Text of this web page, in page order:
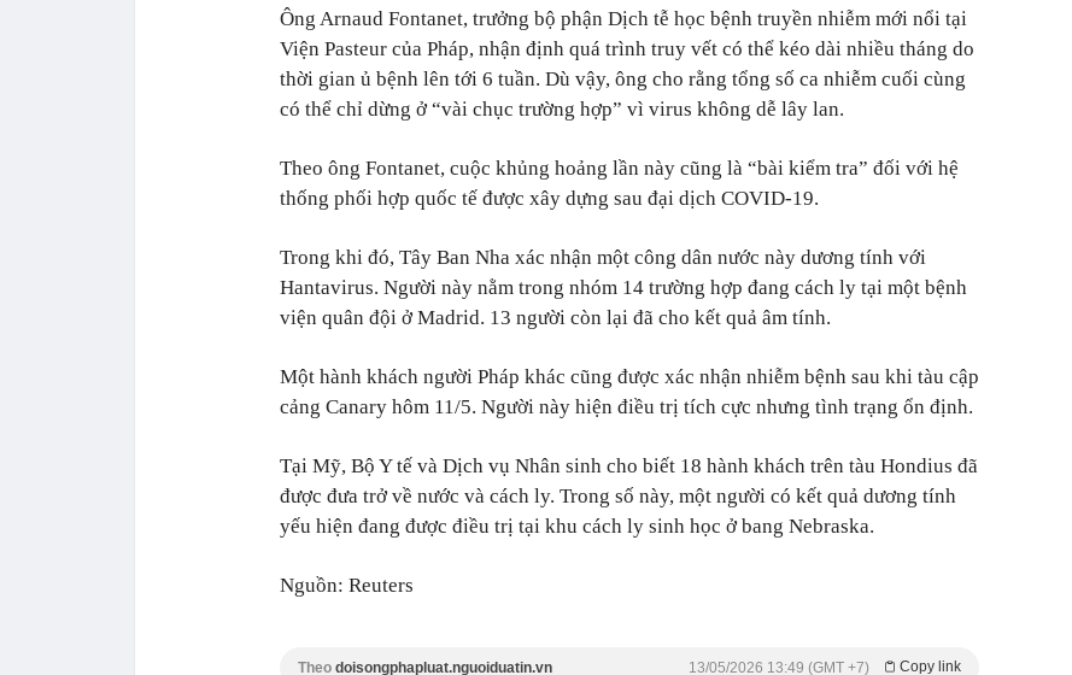
Ông Arnaud Fontanet, trưởng bộ phận Dịch tễ học bệnh truyền nhiễm mới nổi tại
Viện Pasteur của Pháp, nhận định quá trình truy vết có thể kéo dài nhiều tháng do
thời gian ủ bệnh lên tới 6 tuần. Dù vậy, ông cho rằng tổng số ca nhiễm cuối cùng
có thể chỉ dừng ở “vài chục trường hợp” vì virus không dễ lây lan.
Theo ông Fontanet, cuộc khủng hoảng lần này cũng là “bài kiểm tra” đối với hệ
thống phối hợp quốc tế được xây dựng sau đại dịch COVID-19.
Trong khi đó, Tây Ban Nha xác nhận một công dân nước này dương tính với
Hantavirus. Người này nằm trong nhóm 14 trường hợp đang cách ly tại một bệnh
viện quân đội ở Madrid. 13 người còn lại đã cho kết quả âm tính.
Một hành khách người Pháp khác cũng được xác nhận nhiễm bệnh sau khi tàu cập
cảng Canary hôm 11/5. Người này hiện điều trị tích cực nhưng tình trạng ổn định.
Tại Mỹ, Bộ Y tế và Dịch vụ Nhân sinh cho biết 18 hành khách trên tàu Hondius đã
được đưa trở về nước và cách ly. Trong số này, một người có kết quả dương tính
yếu hiện đang được điều trị tại khu cách ly sinh học ở bang Nebraska.
Nguồn: Reuters
Theo doisongphapluat.nguoiduatin.vn Copy link
13/05/2026 13:49 (GMT +7)